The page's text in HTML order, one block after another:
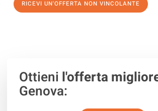
RICEVI UN'OFFERTA NON VINCOLANTE
Ottieni l'offerta
Genova: